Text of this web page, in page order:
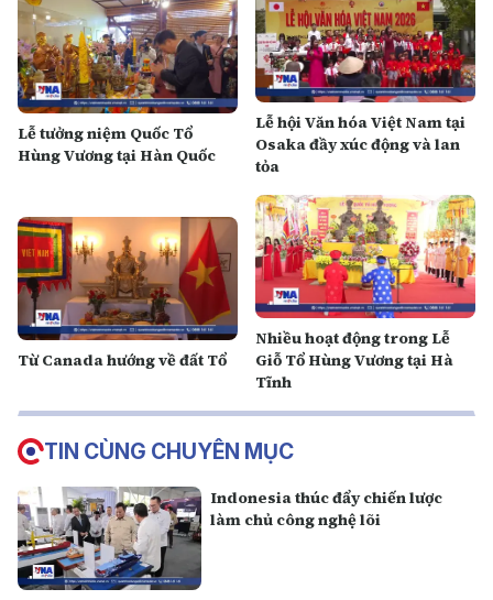
Lễ tưởng niệm Quốc Tổ
Hùng Vương tại Hàn Quốc
Lễ hội Văn hóa Việt Nam tại
Osaka đầy xúc động và lan
tỏa
Từ Canada hướng về đất Tổ
N hiều hoạt động trong Lễ
Giỗ Tổ Hùng Vương tại Hà
Tĩnh
TIN CÙNG CHUYÊN MỤC
Indonesia thúc đẩy chiến lược
làm chủ công nghệ lõi